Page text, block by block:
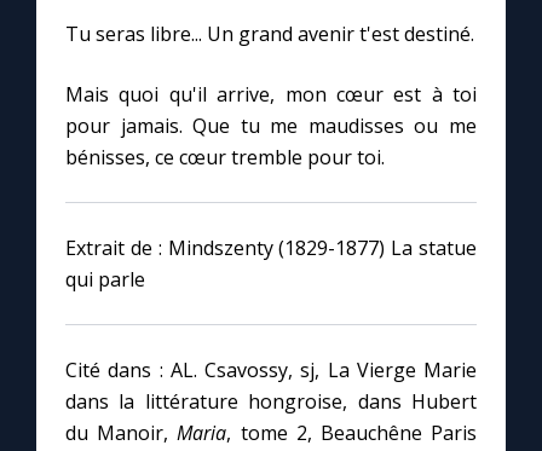
Marie de Nazareth
Tu seras libre... Un grand avenir t'est destiné.
Mais quoi qu'il arrive, mon cœur est à toi
pour jamais. Que tu me maudisses ou me
bénisses, ce cœur tremble pour toi.
Extrait de : Mindszenty (1829-1877) La statue
qui parle
Cité dans : AL. Csavossy, sj, La Vierge Marie
dans la littérature hongroise, dans Hubert
du Manoir,Maria, tome 2, Beauchêne Paris